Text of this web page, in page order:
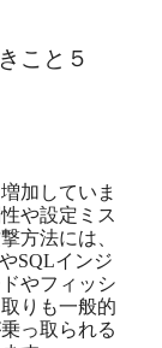
こと５
加していま
や設定ミス
方法には、
SQLインジ
やフィッシ
りも一般的
っ取られる